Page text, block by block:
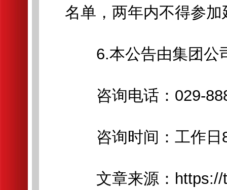
名单，两年内不得参
6.本公告由集团公
咨询电话：029-
咨询时间：工作日
文章来源：https://